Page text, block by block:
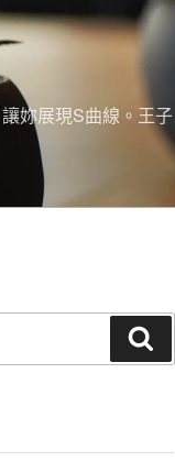
妳展現S曲線。王子
尋